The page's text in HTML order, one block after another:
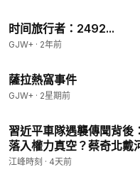
时间旅行者：2492...
GJW+ · 2年前
薩拉熱窩事件
GJW+ · 2星期前
習近平車隊遇襲傳聞背後
落入權力真空？蔡奇北戴
現？【江峰視界
江峰時刻 · 4天前